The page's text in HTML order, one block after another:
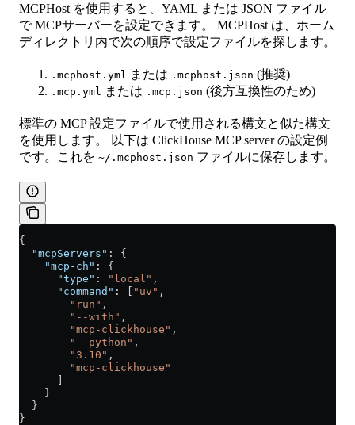
MCPHost を使用すると、YAML または JSON ファイル
で MCPサーバーを設定できます。 MCPHost は、ホーム
ディレクトリ内で次の順序で設定ファイルを探します。
.mcphost.yml または .mcphost.json (推奨)
.mcp.yml または .mcp.json (後方互換性のため)
標準の MCP 設定ファイルで使用される構文と似た構文
を使用します。 以下は ClickHouse MCP server の設定例
です。これを ~/.mcphost.json ファイルに保存します。
{
  "mcpServers"
: {
    "mcp-ch"
: {
      "type"
: "local" ,
      "command"
: [ "uv" ,
        "run"
,
        "--with"
,
        "mcp-clickhouse"
,
        "--python"
,
        "3.10"
,
        "mcp-clickhouse"
      ]
    }
  }
}